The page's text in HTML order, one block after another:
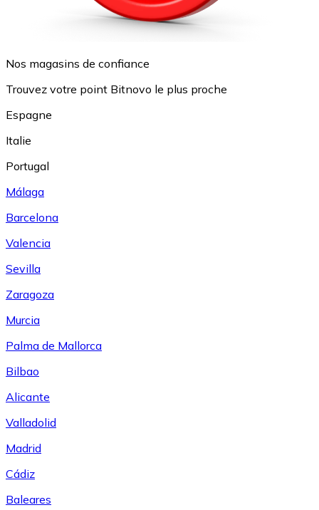
Nos magasins de confiance
Trouvez votre point Bitnovo le plus proche
Espagne
Italie
Portugal
Málaga
Barcelona
Valencia
Sevilla
Zaragoza
Murcia
Palma de Mallorca
Bilbao
Alicante
Valladolid
Madrid
Cádiz
Baleares